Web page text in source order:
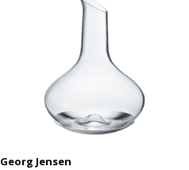
Georg Jensen